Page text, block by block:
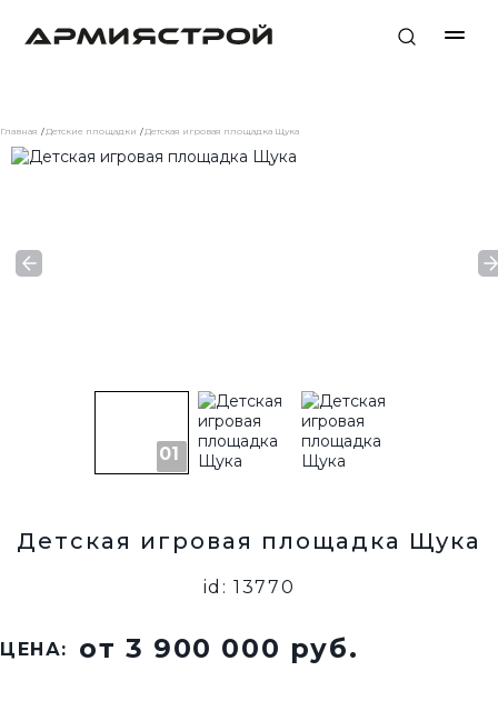
Главная Детские площадки Детская игровая площадка Щука
Детская игровая площадка Щука
id: 13770
ЦЕНА: от 3 900 000 pуб.